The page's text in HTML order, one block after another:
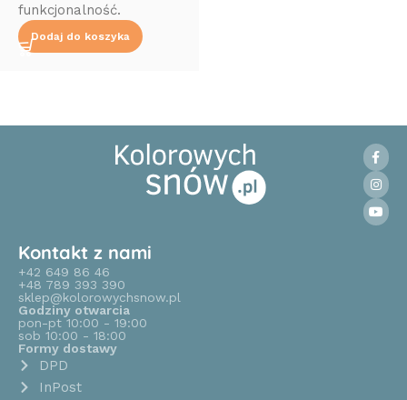
funkcjonalność.
Dodaj do koszyka
Kontakt z nami
+42 649 86 46
+48 789 393 390
sklep@kolorowychsnow.pl
Godziny otwarcia
pon-pt 10:00 - 19:00
sob 10:00 - 18:00
Formy dostawy
DPD
InPost